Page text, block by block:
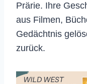
Prärie. Ihre
aus Filmen,
Gedächtnis
zurück.